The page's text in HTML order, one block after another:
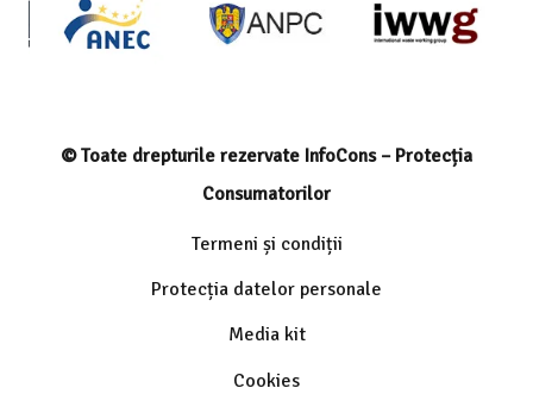
© Toate drepturile rezervate InfoCons – Protecția
Consumatorilor
Termeni și condiții
Protecția datelor personale
Media kit
Cookies